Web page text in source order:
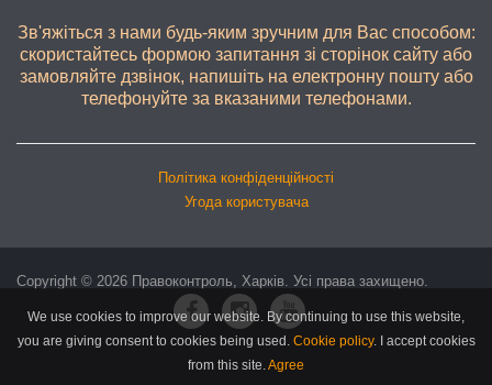
Зв'яжіться з нами будь-яким зручним для Вас способом:
скористайтесь формою запитання зі сторінок сайту або
замовляйте дзвінок, напишіть на електронну пошту або
телефонуйте за вказаними телефонами.
Політика конфіденційності
Угода користувача
Copyright © 2026 Правоконтроль, Харків. Усі права захищено.
We use cookies to improve our website. By continuing to use this website,
you are giving consent to cookies being used. Cookie policy.I accept cookies
from this site.Agree